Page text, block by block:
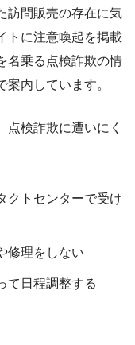
訪問販売の存在に気
トに注意喚起を掲載
名乗る点検詐欺の情
内しています。
点検詐欺に遭いにく
クトセンターで受け
修理をしない
て日程調整する